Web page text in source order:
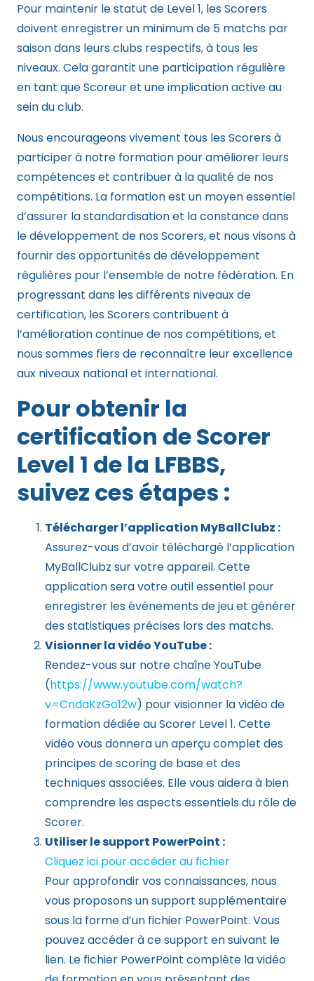
Pour maintenir le statut de Level 1, les Scorers
doivent enregistrer un minimum de 5 matchs par
saison dans leurs clubs respectifs, à tous les
niveaux. Cela garantit une participation régulière
en tant que Scoreur et une implication active au
sein du club.
Nous encourageons vivement tous les Scorers à
participer à notre formation pour améliorer leurs
compétences et contribuer à la qualité de nos
compétitions. La formation est un moyen essentiel
d’assurer la standardisation et la constance dans
le développement de nos Scorers, et nous visons à
fournir des opportunités de développement
régulières pour l’ensemble de notre fédération. En
progressant dans les différents niveaux de
certification, les Scorers contribuent à
l’amélioration continue de nos compétitions, et
nous sommes fiers de reconnaître leur excellence
aux niveaux national et international.
Pour obtenir la
certification de Scorer
Level 1 de la LFBBS,
suivez ces étapes :
Télécharger l’application MyBallClubz :
Assurez-vous d’avoir téléchargé l’application
MyBallClubz sur votre appareil. Cette
application sera votre outil essentiel pour
enregistrer les événements de jeu et générer
des statistiques précises lors des matchs.
Visionner la vidéo YouTube :
Rendez-vous sur notre chaîne YouTube
(https://www.youtube.com/watch?
v=CndaKzGo12w) pour visionner la vidéo de
formation dédiée au Scorer Level 1. Cette
vidéo vous donnera un aperçu complet des
principes de scoring de base et des
techniques associées. Elle vous aidera à bien
comprendre les aspects essentiels du rôle de
Scorer.
Utiliser le support PowerPoint :
Cliquez ici pour accéder au fichier
Pour approfondir vos connaissances, nous
vous proposons un support supplémentaire
sous la forme d’un fichier PowerPoint. Vous
pouvez accéder à ce support en suivant le
lien. Le fichier PowerPoint complète la vidéo